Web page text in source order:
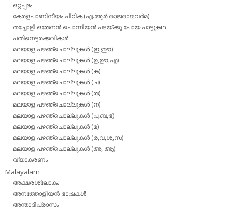
ഒറ്റപ്പദം
കേരളപാണിനീയം പീഠിക (എ.ആര്‍.രാജരാജവര്‍മ)
തച്ചോളി ഒതേനൻ പൊന്നിയൻ പടയ്‌ക്കു പോയ പാട്ടുകഥ
പതിനെട്ടരക്കവികള്‍
മലയാള പഴഞ്ചൊല്ലുകള്‍ (ഇ,ഈ)
മലയാള പഴഞ്ചൊല്ലുകള്‍ (ഉ,ഊ,എ)
മലയാള പഴഞ്ചൊല്ലുകള്‍ (ക)
മലയാള പഴഞ്ചൊല്ലുകള്‍ (ച)
മലയാള പഴഞ്ചൊല്ലുകള്‍ (ത)
മലയാള പഴഞ്ചൊല്ലുകള്‍ (ന)
മലയാള പഴഞ്ചൊല്ലുകള്‍ (പ,ബ,ഭ)
മലയാള പഴഞ്ചൊല്ലുകള്‍ (മ)
മലയാള പഴഞ്ചൊല്ലുകള്‍ (ര,വ,ശ,സ)
മലയാള പഴഞ്ചൊല്ലുകൾ (അ, ആ)
വ്യാകരണം
Malayalam
അക്ഷരശ്ലോകം
അനത്തോളിയന്‍ ഭാഷകള്‍
അന്താദിപ്രാസം